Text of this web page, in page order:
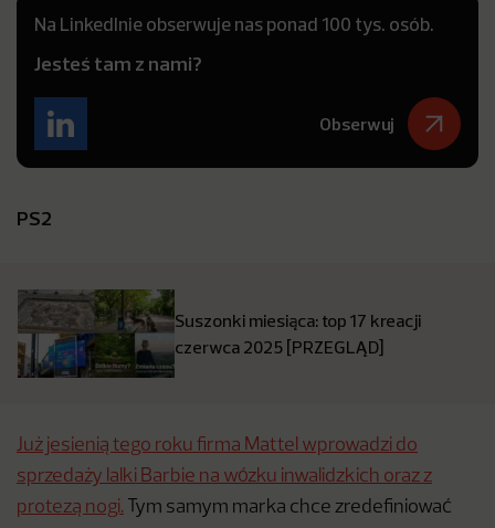
Na LinkedInie obserwuje nas ponad 100 tys. osób.
Jesteś tam z nami?
Obserwuj
PS2
Suszonki miesiąca: top 17 kreacji
czerwca 2025 [PRZEGLĄD]
Już jesienią tego roku firma Mattel wprowadzi do
sprzedaży lalki Barbie na wózku inwalidzkich oraz z
protezą nogi. Tym samym marka chce zredefiniować